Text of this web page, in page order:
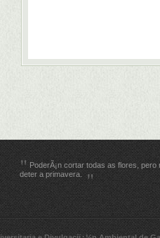
PoderÃ¡n cortar todas as flores, pero
deter a primavera.